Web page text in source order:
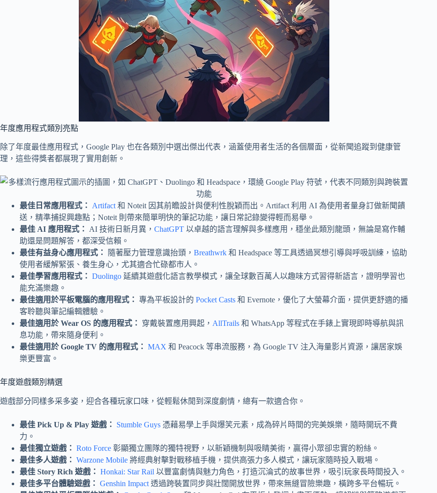
年度應用程式類別亮點
除了年度最佳應用程式，Google Play 也在各類別中選出傑出代表，涵蓋使用者生活的各個層面，從新聞追蹤到健康管
理，這些得獎者都展現了實用創新。
最佳日常應用程式： Artifact 和 Noteit 因其前瞻設計與便利性脫穎而出。Artifact 利用 AI 為使用者量身訂做新聞饋
送，精準捕捉興趣點；Noteit 則帶來簡單明快的筆記功能，讓日常記錄變得輕而易舉。
最佳 AI 應用程式：
AI 技術日新月異， ChatGPT 以卓越的語言理解與多樣應用，穩坐此類別龍頭，無論是寫作輔
助還是問題解答，都深受信賴。
最佳有益身心應用程式：
隨著壓力管理意識抬頭， Breathwrk 和 Headspace 等工具透過冥想引導與呼吸訓練，協助
使用者緩解緊張、養生身心，尤其適合忙碌都市人。
最佳學習應用程式： Duolingo 延續其遊戲化語言教學模式，讓全球數百萬人以趣味方式習得新語言，證明學習也
能充滿樂趣。
最佳適用於平板電腦的應用程式： 專為平板設計的 Pocket Casts 和 Evernote，優化了大螢幕介面，提供更舒適的播
客聆聽與筆記編輯體驗。
最佳適用於 Wear OS 的應用程式：
穿戴裝置應用興起， AllTrails 和 WhatsApp 等程式在手錶上實現即時導航與訊
息功能，帶來隨身便利。
最佳適用於 Google TV 的應用程式： MAX 和 Peacock 等串流服務，為 Google TV 注入海量影片資源，讓居家娛
樂更豐富。
年度遊戲類別精選
遊戲部分同樣多采多姿，迎合各種玩家口味，從輕鬆休閒到深度劇情，總有一款適合你。
最佳 Pick Up & Play 遊戲： Stumble Guys 憑藉易學上手與爆笑元素，成為碎片時間的完美娛樂，隨時開玩不費
力。
最佳獨立遊戲： Roto Force 彰顯獨立團隊的獨特視野，以新穎機制與吸睛美術，贏得小眾卻忠實的粉絲。
最佳多人遊戲： Warzone Mobile 將經典射擊對戰移植手機，提供高張力多人模式，讓玩家隨時投入戰場。
最佳 Story Rich 遊戲： Honkai: Star Rail 以豐富劇情與魅力角色，打造沉淪式的故事世界，吸引玩家長時間投入。
最佳多平台體驗遊戲： Genshin Impact 透過跨裝置同步與壯闊開放世界，帶來無縫冒險樂趣，橫跨多平台暢玩。